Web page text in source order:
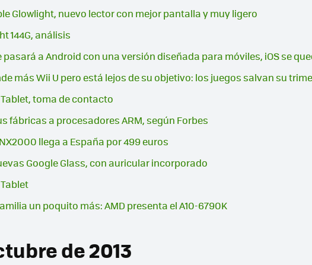
Glowlight, nuevo lector con mejor pantalla y muy ligero
144G, análisis
pasará a Android con una versión diseñada para móviles, iOS se
más Wii U pero está lejos de su objetivo: los juegos salvan su
toma de contacto
fábricas a procesadores ARM, según Forbes
llega a España por 499 euros
Google Glass, con auricular incorporado
un poquito más: AMD presenta el A10-6790K
de 2013